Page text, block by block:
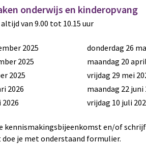
onderwijs en kinderopvang
van 9.00 tot 10.15 uur
2025
donderdag 26
2025
maandag 20
2025
vrijdag 29 mei
2026
maandag 22 juni
vrijdag 10 juli
kennismakingsbijeenkomst en/of
doe je met onderstaand formulier.